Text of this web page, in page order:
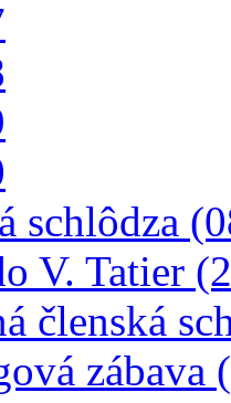
schlôdza
V. Tatier
členská
zábava